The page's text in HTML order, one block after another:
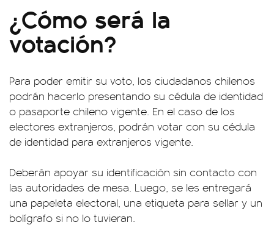
¿Cómo será la
votación?
Para poder emitir su voto, los ciudadanos chilenos
podrán hacerlo presentando su cédula de identidad
o pasaporte chileno vigente. En el caso de los
electores extranjeros, podrán votar con su cédula
de identidad para extranjeros vigente.
Deberán apoyar su identificación sin contacto con
las autoridades de mesa. Luego, se les entregará
una papeleta electoral, una etiqueta para sellar y un
bolígrafo si no lo tuvieran.